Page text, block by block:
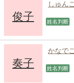
俊子
しゅんこ
姓名判断
奏子
かなでこ
姓名判断